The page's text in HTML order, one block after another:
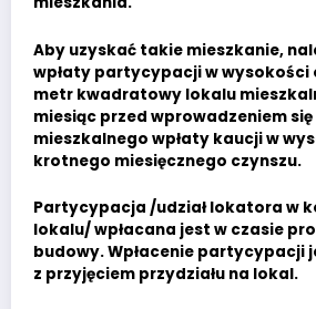
Aby uzyskać takie mieszkanie,
wpłaty partycypacji w wysokości
metr kwadratowy lokalu
miesiąc przed wprowadzeniem
mieszkalnego wpłaty kaucji w
krotnego miesięcznego czynszu.
Partycypacja /udział lokatora w
lokalu/ wpłacana jest w czasie
budowy. Wpłacenie partycypacji
z przyjęciem przydziału na lokal.